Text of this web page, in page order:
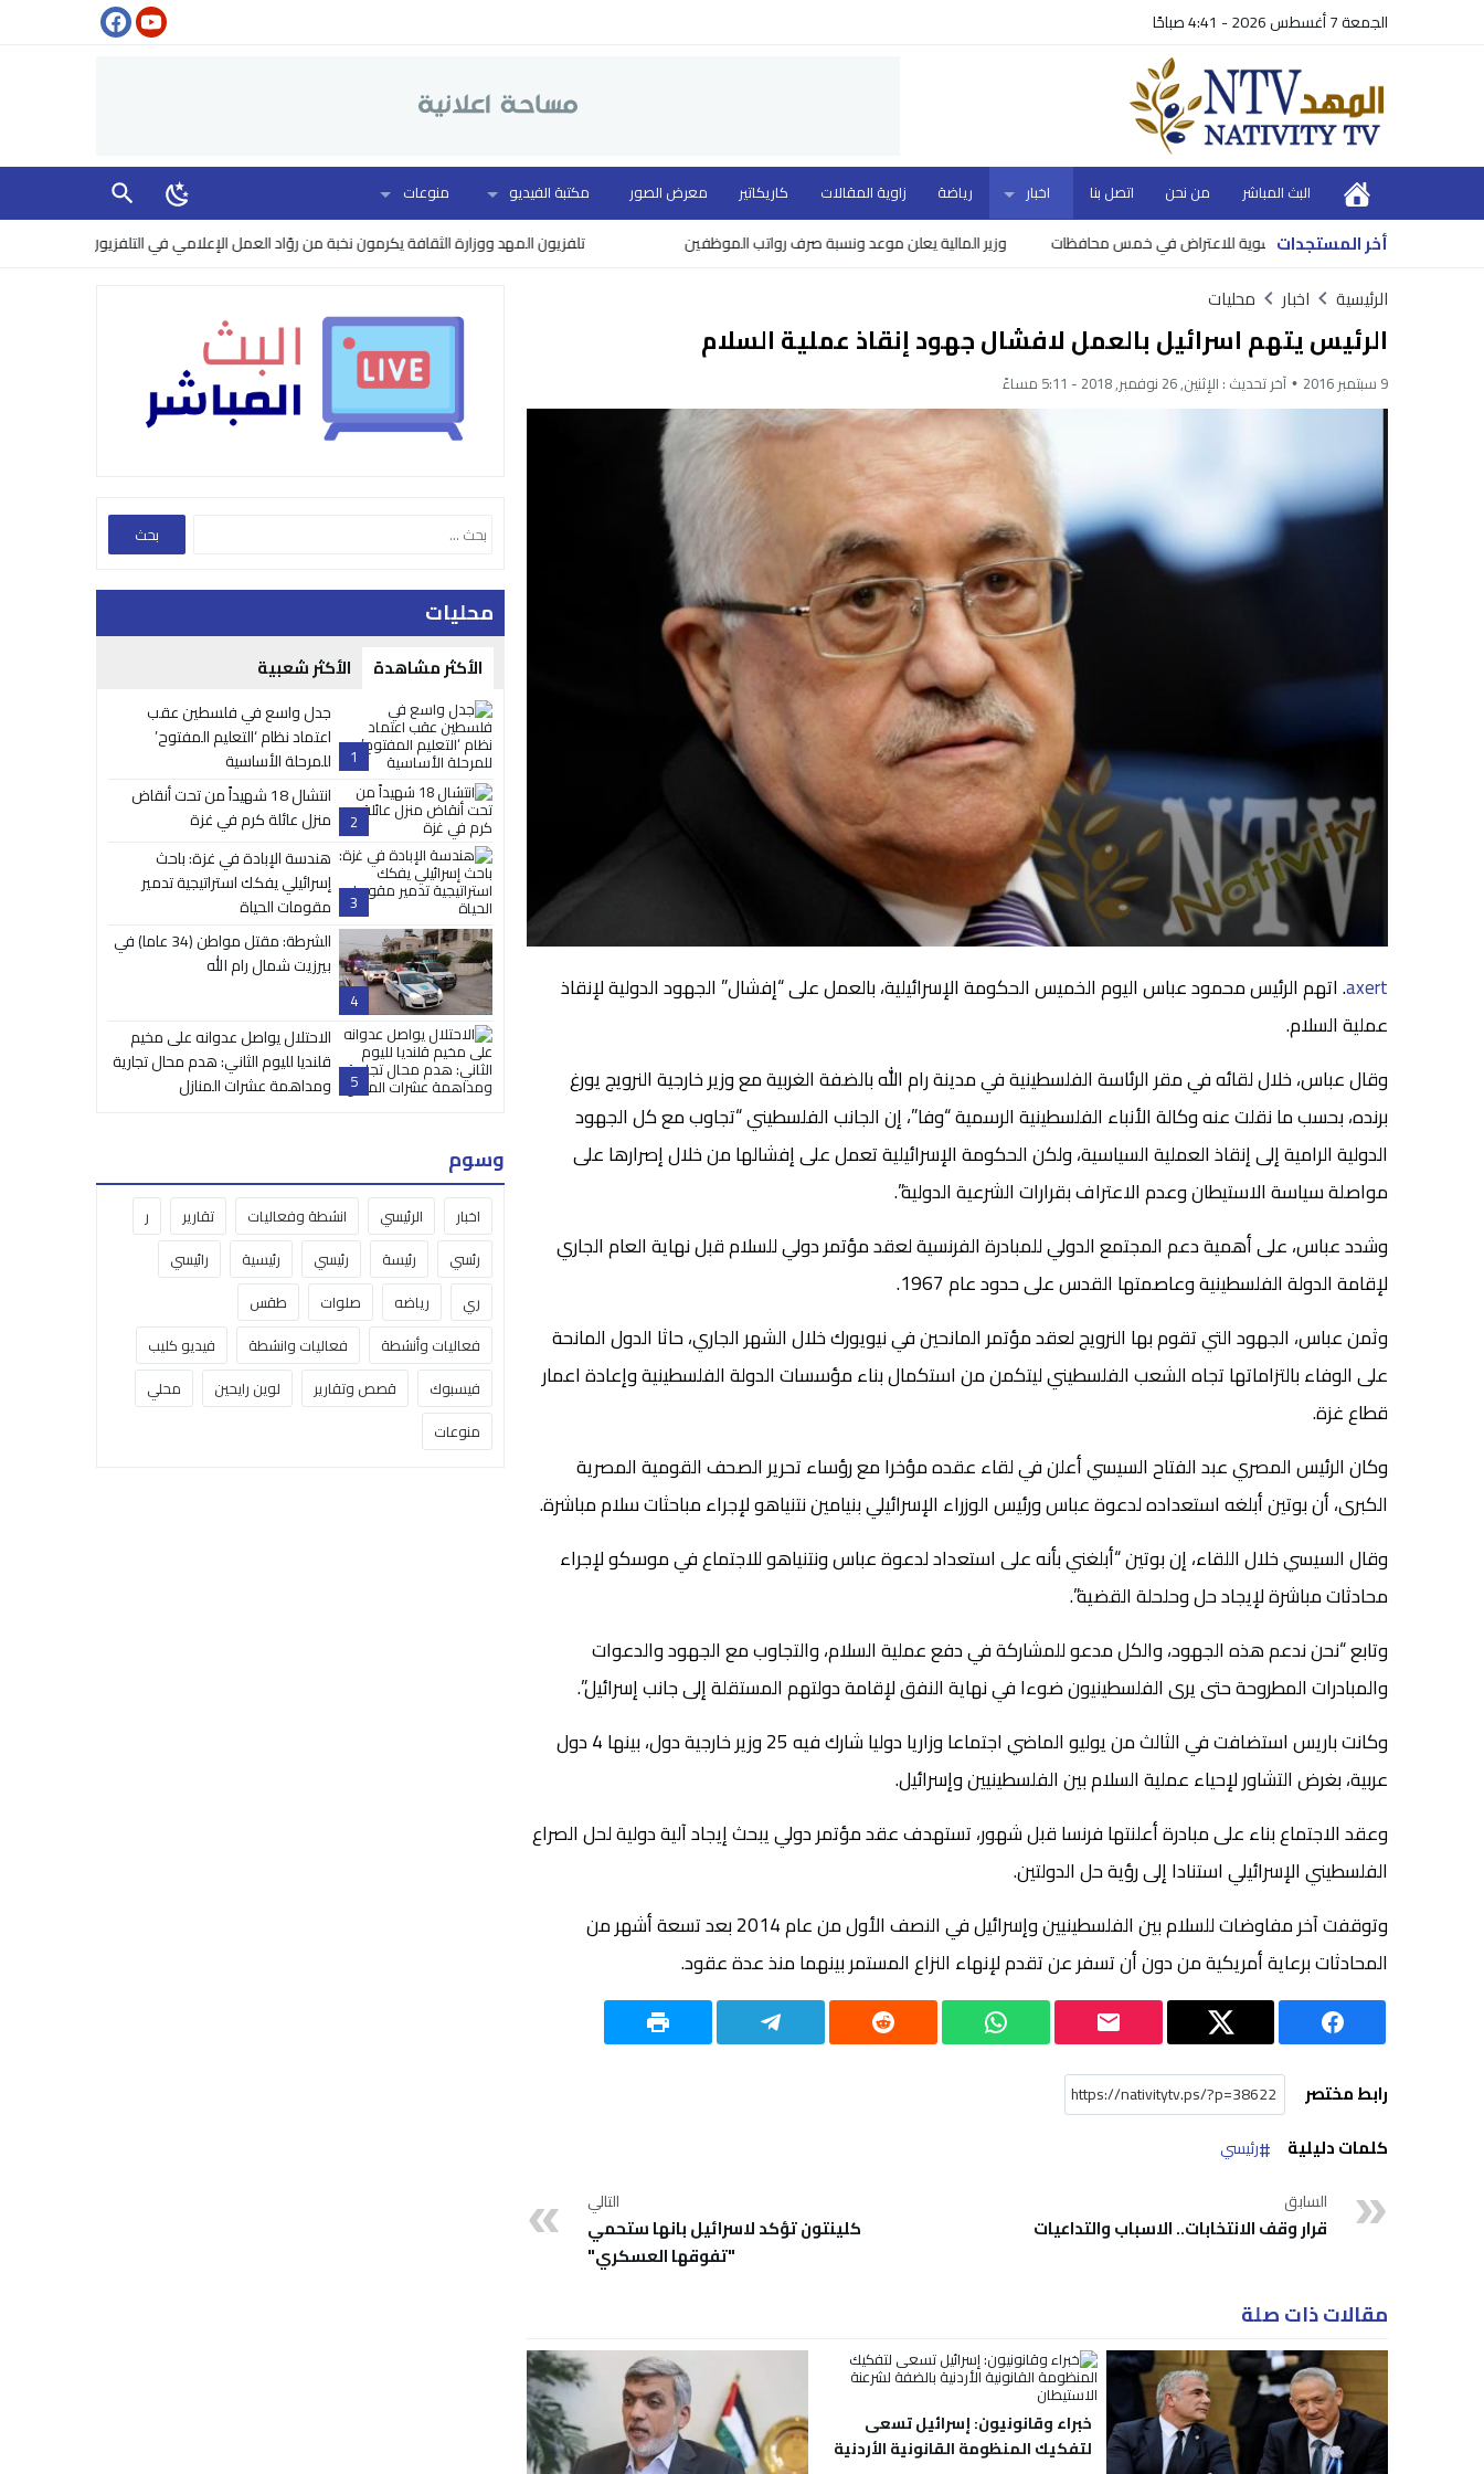
الجمعة 7 أغسطس 2026 - 4:41 صباحًا
البث المباشر من نحن اتصل بنا اخبار رياضة زاوية المقالات كاريكاتير معرض الصور مكتبة الفيديو منوعات
أخر المستجدات تلفزيون المهد ووزارة الثقافة يكرمون نخبة من روّاد العمل الإعلامي في التلفزيون البنتاغون يرفع وزير المالية يعلن موعد ونسبة صرف رواتب الموظفين
الرئيسية اخبار محليات
الرئيس يتهم اسرائيل بالعمل لافشال جهود إنقاذ عملية السلام
9 سبتمبر 2016 آخر تحديث : الإثنين, 26 نوفمبر, 2018 - 5:11 مساءً
axert. اتهم الرئيس محمود عباس اليوم الخميس الحكومة الإسرائيلية، بالعمل على “إفشال” الجهود الدولية لإنقاذ
عملية السلام.
وقال عباس، خلال لقائه في مقر الرئاسة الفلسطينية في مدينة رام الله بالضفة الغربية مع وزير خارجية النرويج يورغ
برنده، بحسب ما نقلت عنه وكالة الأنباء الفلسطينية الرسمية “وفا”، إن الجانب الفلسطيني “تجاوب مع كل الجهود
الدولية الرامية إلى إنقاذ العملية السياسية، ولكن الحكومة الإسرائيلية تعمل على إفشالها من خلال إصرارها على
مواصلة سياسة الاستيطان وعدم الاعتراف بقرارات الشرعية الدولية”.
وشدد عباس، على أهمية دعم المجتمع الدولي للمبادرة الفرنسية لعقد مؤتمر دولي للسلام قبل نهاية العام الجاري
لإقامة الدولة الفلسطينية وعاصمتها القدس على حدود عام 1967.
وثمن عباس، الجهود التي تقوم بها النرويج لعقد مؤتمر المانحين في نيويورك خلال الشهر الجاري، حاثا الدول المانحة
على الوفاء بالتزاماتها تجاه الشعب الفلسطيني ليتكمن من استكمال بناء مؤسسات الدولة الفلسطينية وإعادة اعمار
قطاع غزة.
وكان الرئيس المصري عبد الفتاح السيسي أعلن في لقاء عقده مؤخرا مع رؤساء تحرير الصحف القومية المصرية
الكبرى، أن بوتين أبلغه استعداده لدعوة عباس ورئيس الوزراء الإسرائيلي بنيامين نتنياهو لإجراء مباحثات سلام مباشرة.
وقال السيسي خلال اللقاء، إن بوتين “أبلغني بأنه على استعداد لدعوة عباس ونتنياهو للاجتماع في موسكو لإجراء
محادثات مباشرة لإيجاد حل وحلحلة القضية”.
وتابع “نحن ندعم هذه الجهود، والكل مدعو للمشاركة في دفع عملية السلام، والتجاوب مع الجهود والدعوات
والمبادرات المطروحة حتى يرى الفلسطينيون ضوءا في نهاية النفق لإقامة دولتهم المستقلة إلى جانب إسرائيل”.
وكانت باريس استضافت في الثالث من يوليو الماضي اجتماعا وزاريا دوليا شارك فيه 25 وزير خارجية دول، بينها 4 دول
عربية، بغرض التشاور لإحياء عملية السلام بين الفلسطينيين وإسرائيل.
وعقد الاجتماع بناء على مبادرة أعلنتها فرنسا قبل شهور، تستهدف عقد مؤتمر دولي يبحث إيجاد آلية دولية لحل الصراع
الفلسطيني الإسرائيلي استنادا إلى رؤية حل الدولتين.
وتوقفت آخر مفاوضات للسلام بين الفلسطينيين وإسرائيل في النصف الأول من عام 2014 بعد تسعة أشهر من
المحادثات برعاية أمريكية من دون أن تسفر عن تقدم لإنهاء النزاع المستمر بينهما منذ عدة عقود.
رابط مختصر
كلمات دليلية
رئيسي
السابق
قرار وقف الانتخابات.. الاسباب والتداعيات
التالي
كلينتون تؤكد لاسرائيل بانها ستحمي
"تفوقها العسكري"
مقالات ذات صلة
خبراء وقانونيون: إسرائيل تسعى
لتفكيك المنظومة القانونية الأردنية
محليات
الأكثر مشاهدة الأكثر شعبية
1
جدل واسع في فلسطين عقب
اعتماد نظام ‘التعليم المفتوح’
للمرحلة الأساسية
2
انتشال 18 شهيداً من تحت أنقاض
منزل عائلة كرم في غزة
3
هندسة الإبادة في غزة: باحث
إسرائيلي يفكك استراتيجية تدمير
مقومات الحياة
4
الشرطة: مقتل مواطن (34 عاما) في
بيرزيت شمال رام الله
5
الاحتلال يواصل عدوانه على مخيم
قلنديا لليوم الثاني: هدم محال تجارية
ومداهمة عشرات المنازل
وسوم
اخبار الرئيسي انشطة وفعاليات تقارير
ر
رئسي
رئيسة رئيسي رئيسية
رائيسي
ري
رياضه صلوات
طقس
فعاليات وأنشطة
فعاليات وانشطة
فيديو كليب
فيسبوك
قصص وتقارير لوين رايحين
محلي
منوعات